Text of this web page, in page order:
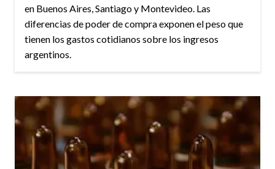
en Buenos Aires, Santiago y Montevideo. Las
diferencias de poder de compra exponen el peso que
tienen los gastos cotidianos sobre los ingresos
argentinos.